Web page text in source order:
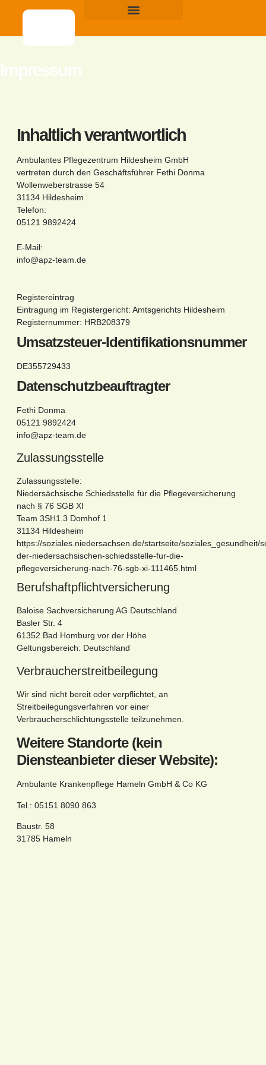
Impressum
Inhaltlich verantwortlich
Ambulantes Pflegezentrum Hildesheim GmbH
vertreten durch den Geschäftsführer Fethi Donma
Wollenweberstrasse 54
31134 Hildesheim
Telefon:
05121 9892424
E-Mail:
info@apz-team.de
Registereintrag
Eintragung im Registergericht: Amtsgerichts Hildesheim
Registernummer: HRB208379
Umsatzsteuer-Identifikationsnummer
DE355729433
Datenschutzbeauftragter
Fethi Donma
05121 9892424
info@apz-team.de
Zulassungsstelle
Zulassungsstelle:
Niedersächsische Schiedsstelle für die Pflegeversicherung
nach § 76 SGB XI
Team 3SH1.3 Domhof 1
31134 Hildesheim
https://soziales.niedersachsen.de/startseite/soziales_gesundheit/
der-niedersachsischen-schiedsstelle-fur-die-
pflegeversicherung-nach-76-sgb-xi-111465.html
Berufshaftpflichtversicherung
Baloise Sachversicherung AG Deutschland
Basler Str. 4
61352 Bad Homburg vor der Höhe
Geltungsbereich: Deutschland
Verbraucherstreitbeilegung
Wir sind nicht bereit oder verpflichtet, an
Streitbeilegungsverfahren vor einer
Verbraucherschlichtungsstelle teilzunehmen.
Weitere Standorte (kein
Diensteanbieter dieser Website):
Ambulante Krankenpflege Hameln GmbH & Co KG
Tel.: 05151 8090 863
Baustr. 58
31785 Hameln